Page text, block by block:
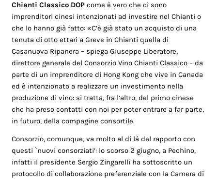
Chianti Classico DOP come è vero che ci sono
imprenditori cinesi intenzionati ad investire nel Chianti o
che lo hanno già fatto: «C’è già stato un acquisto di una
tenuta di otto ettari a Greve in Chianti quella di
Casanuova Ripanera – spiega Giuseppe Liberatore,
direttore generale del Consorzio Vino Chianti Classico – da
parte di un imprenditore di Hong Kong che vive in Canada
ed è intenzionato a realizzare un investimento nella
produzione di vino: si tratta, fra l’altro, del primo cinese
che ha preso contatti con noi per poter entrare a far parte,
in futuro, della compagine consortile.
Consorzio, comunque, va molto al di là del rapporto con
questi `nuovi consorziati’: lo scorso 2 giugno, a Pechino,
infatti il presidente Sergio Zingarelli ha sottoscritto un
protocollo di collaborazione preferenziale con la Camera di